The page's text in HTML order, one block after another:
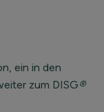
ein in den
zum DISG®